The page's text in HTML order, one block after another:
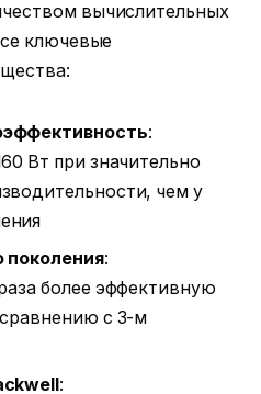
вычислительных
ключевые
:
Вт при значительно
чем у
поколения:
более эффективную
с 3-м
: